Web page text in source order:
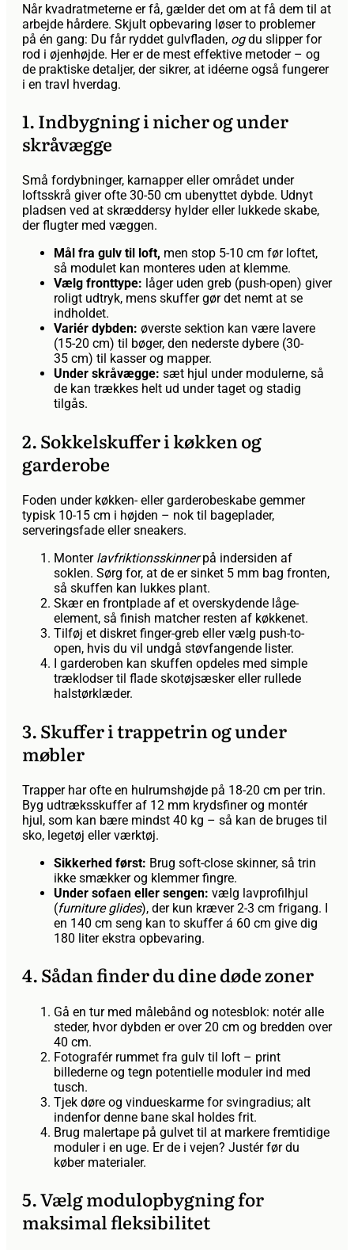
Når kvadratmeterne er få, gælder det om at få dem til at
arbejde hårdere. Skjult opbevaring løser to problemer
på én gang: Du får ryddet gulvfladen, ogdu slipper for
rod i øjenhøjde. Her er de mest effektive metoder – og
de praktiske detaljer, der sikrer, at idéerne også fungerer
i en travl hverdag.
1. Indbygning i nicher og under
skråvægge
Små fordybninger, karnapper eller området under
loftsskrå giver ofte 30-50 cm ubenyttet dybde. Udnyt
pladsen ved at skræddersy hylder eller lukkede skabe,
der flugter med væggen.
Mål fra gulv til loft, men stop 5-10 cm før loftet,
så modulet kan monteres uden at klemme.
Vælg fronttype: låger uden greb (push-open) giver
roligt udtryk, mens skuffer gør det nemt at se
indholdet.
Variér dybden: øverste sektion kan være lavere
(15-20 cm) til bøger, den nederste dybere (30-
35 cm) til kasser og mapper.
Under skråvægge: sæt hjul under modulerne, så
de kan trækkes helt ud under taget og stadig
tilgås.
2. Sokkelskuffer i køkken og
garderobe
Foden under køkken- eller garderobeskabe gemmer
typisk 10-15 cm i højden – nok til bageplader,
serveringsfade eller sneakers.
Monter lavfriktionsskinnerpå indersiden af
soklen. Sørg for, at de er sinket 5 mm bag fronten,
så skuffen kan lukkes plant.
Skær en frontplade af et overskydende låge-
element, så finish matcher resten af køkkenet.
Tilføj et diskret finger-greb eller vælg push-to-
open, hvis du vil undgå støvfangende lister.
I garderoben kan skuffen opdeles med simple
træklodser til flade skotøjsæsker eller rullede
halstørklæder.
3. Skuffer i trappetrin og under
møbler
Trapper har ofte en hulrumshøjde på 18-20 cm per trin.
Byg udtræksskuffer af 12 mm krydsfiner og montér
hjul, som kan bære mindst 40 kg – så kan de bruges til
sko, legetøj eller værktøj.
Sikkerhed først: Brug soft-close skinner, så trin
ikke smækker og klemmer fingre.
Under sofaen eller sengen: vælg lavprofilhjul
(furniture glides), der kun kræver 2-3 cm frigang. I
en 140 cm seng kan to skuffer á 60 cm give dig
180 liter ekstra opbevaring.
4. Sådan finder du dine døde zoner
Gå en tur med målebånd og notesblok: notér alle
steder, hvor dybden er over 20 cm og bredden over
40 cm.
Fotografér rummet fra gulv til loft – print
billederne og tegn potentielle moduler ind med
tusch.
Tjek døre og vindueskarme for svingradius; alt
indenfor denne bane skal holdes frit.
Brug malertape på gulvet til at markere fremtidige
moduler i en uge. Er de i vejen? Justér før du
køber materialer.
5. Vælg modulopbygning for
maksimal fleksibilitet